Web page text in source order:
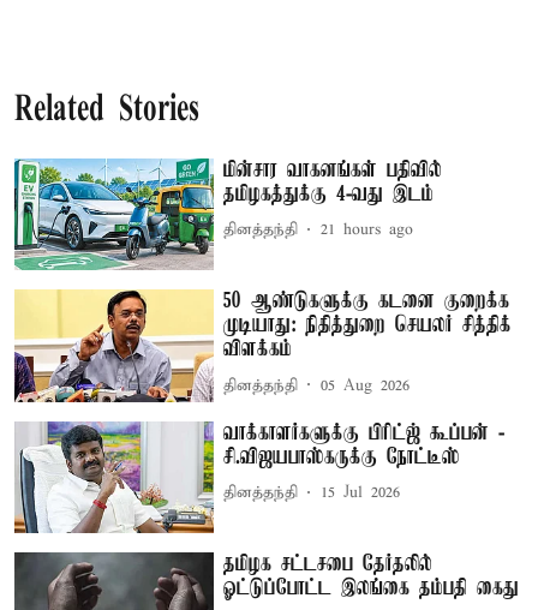
Related Stories
மின்சார வாகனங்கள் பதிவில்
தமிழகத்துக்கு 4-வது இடம்
தினத்தந்தி 21 hours ago
50 ஆண்டுகளுக்கு கடனை குறைக்க
முடியாது: நிதித்துறை செயலர் சித்திக்
விளக்கம்
தினத்தந்தி 05 Aug 2026
வாக்காளர்களுக்கு பிரிட்ஜ் கூப்பன் -
சி.விஜயபாஸ்கருக்கு நோட்டீஸ்
தினத்தந்தி 15 Jul 2026
தமிழக சட்டசபை தேர்தலில்
ஓட்டுப்போட்ட இலங்கை தம்பதி கைது